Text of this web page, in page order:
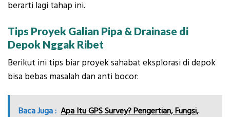
berarti lagi tahap ini.
Tips Proyek Galian Pipa & Drainase di
Depok Nggak Ribet
Berikut ini tips biar proyek sahabat eksplorasi di depok
bisa bebas masalah dan anti bocor:
Baca Juga : Apa Itu GPS Survey? Pengertian, Fungsi,